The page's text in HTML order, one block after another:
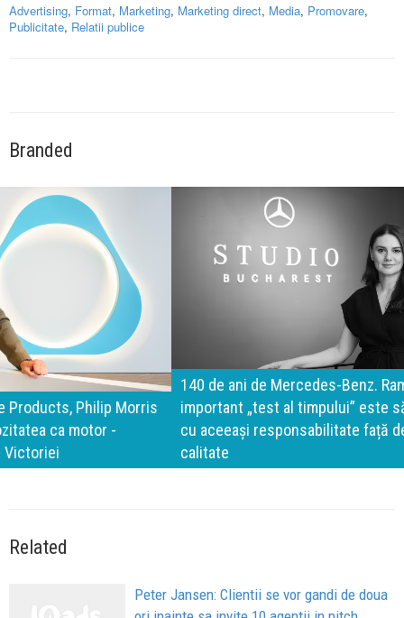
Advertising, Format, Marketing, Marketing direct, Media, Promovare,
Publicitate, Relatii publice
Branded
140 de ani de Mercedes-Benz. Ramona Pîrlog: Cel mai
important „test al timpului” este să inovăm constant, dar
cu aceeași responsabilitate față de oameni, siguranță și
calitate
Related
Peter Jansen: Clientii se vor gandi de doua